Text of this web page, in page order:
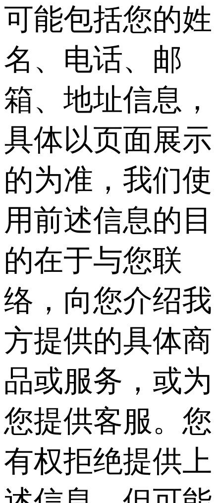
可能包括您的姓
名、电话、邮
箱、地址信息，
具体以页面展示
的为准，我们使
用前述信息的目
的在于与您联
络，向您介绍我
方提供的具体商
品或服务，或为
您提供客服。您
有权拒绝提供上